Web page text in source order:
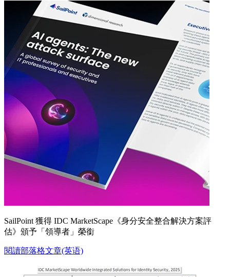
SailPoint 獲得 IDC MarketScape《身分安全整合解決方案評
估》頒予「領導者」榮銜
閱讀部落格文章(英语)